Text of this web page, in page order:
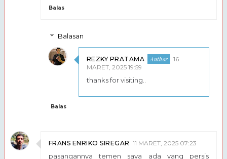
Balas
Balasan
REZKY PRATAMA
16
MARET, 2025 19:59
thanks for visiting..
Balas
FRANS ENRIKO SIREGAR 11 MARET, 2025 07:23
pasangannya temen saya ada yang persis